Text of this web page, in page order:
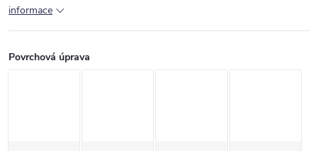
informace
Povrchová úprava